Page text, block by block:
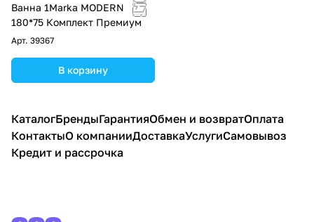
Ванна 1Marka MODERN
180*75 Комплект Премиум
Арт. 39367
В корзину
КаталогБрендыГарантияОбмен и возвратОплата
КонтактыО компанииДоставкаУслугиСамовывоз
Кредит и рассрочка